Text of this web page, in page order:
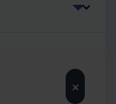
×